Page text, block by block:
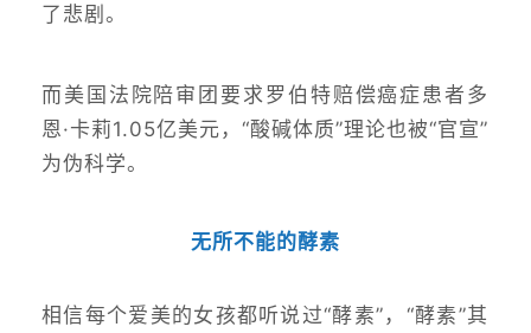
了悲剧。
而美国法院陪审团要求罗伯特赔偿癌症患者多
恩·卡莉1.05亿美元，“酸碱体质”理论也被“官宣”
为伪科学。
无所不能的酵素
相信每个爱美的女孩都听说过“酵素”，“酵素”其